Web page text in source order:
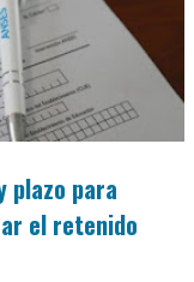
plazo para
el retenido